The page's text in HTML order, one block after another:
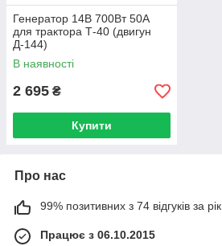
Генератор 14В 700Вт 50А
для трактора Т-40 (двигун
Д-144)
В наявності
2 695 ₴
Купити
Про нас
99% позитивних з 74 відгуків за рік
Працює з 06.10.2015